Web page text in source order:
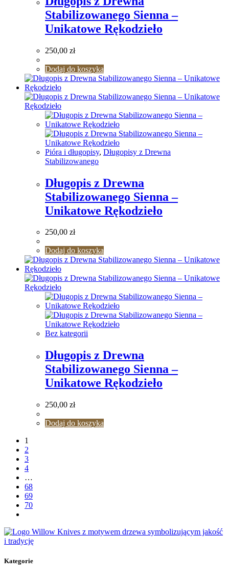
Stabilizowanego Sienna –
Unikatowe Rękodzieło
250,00 zł
Dodaj do koszyka
Pióra i długopisy, Długopisy z Drewna
Stabilizowanego
Długopis z Drewna
Stabilizowanego Sienna –
Unikatowe Rękodzieło
250,00 zł
Dodaj do koszyka
Bez kategorii
Długopis z Drewna
Stabilizowanego Sienna –
Unikatowe Rękodzieło
250,00 zł
Dodaj do koszyka
1
2
3
4
…
68
69
70
Kategorie